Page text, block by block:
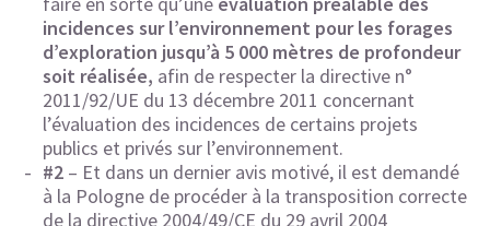
incidences sur l’environnement pour les forages
d’exploration jusqu’à 5 000 mètres de profondeur
soit réalisée, afin de respecter la directive n°
2011/92/UE du 13 décembre 2011 concernant
l’évaluation des incidences de certains projets
publics et privés sur l’environnement.
#2 – Et dans un dernier avis motivé, il est demandé
à la Pologne de procéder à la transposition correcte
de la directive 2004/49/CE du 29 avril 2004